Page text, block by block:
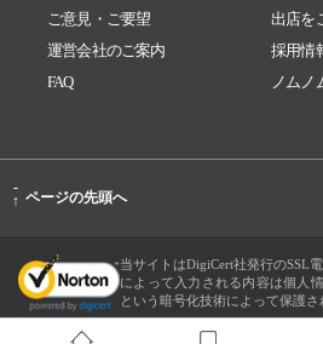
ご意見・ご要望
出店を
運営会社のご案内
採用情
FAQ
ノムノ
-
↑ ページの先頭へ
当サイトはDigiCert社発行のSSL
によって入力される内容は個人
という暗号化技術によって保護さ